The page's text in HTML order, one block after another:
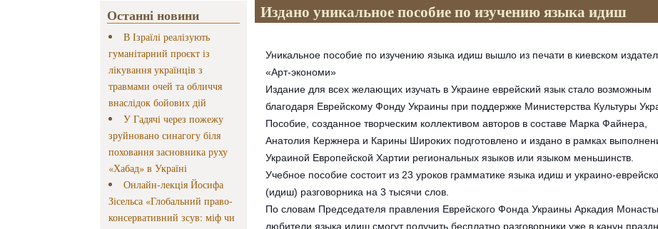
Останні новини
В Ізраїлі реалізують
гуманітарний проєкт із
лікування українців з
травмами очей та обличчя
внаслідок бойових дій
У Гадячі через пожежу
зруйновано синагогу біля
поховання засновника руху
«Хабад» в Україні
Онлайн-лекція Йосифа
Зісельса «Глобальний право-
консервативний зсув: міф чи
Издано уникальное пособие по изучению языка идиш
Уникальное пособие по изучению языка идиш вышло из печати в киевском
«Арт-экономи»
Издание для всех желающих изучать в Украине еврейский язык стало возможным
благодаря Еврейскому Фонду Украины при поддержке Министерства Культуры
Пособие, созданное творческим коллективом авторов в составе Марка Файнера,
Анатолия Кержнера и Карины Широких подготовлено и издано в рамках
Украиной Европейской Хартии региональных языков или языком меньшинств.
Учебное пособие состоит из 23 уроков грамматике языка идиш и украино-
(идиш) разговорника на 3 тысячи слов.
По словам Председателя правления Еврейского Фонда Украины Аркадия
любители языка идиш смогут получить бесплатно разговорники уже в канун